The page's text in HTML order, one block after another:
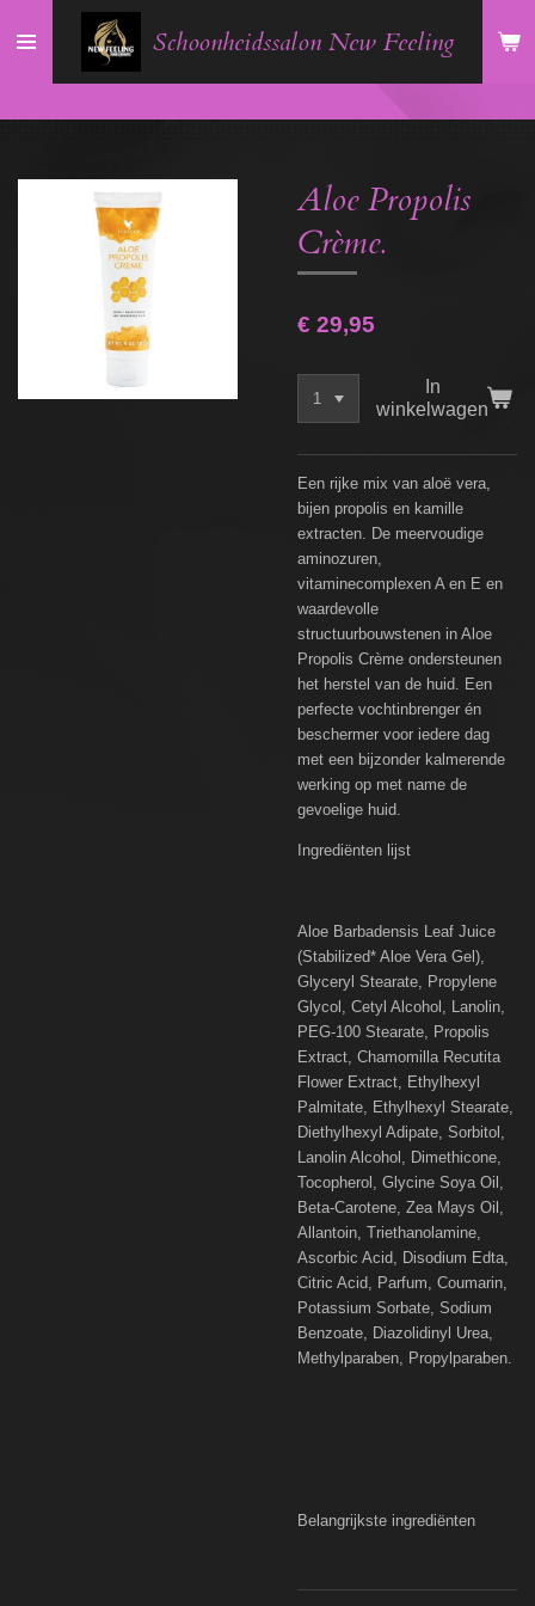
direct
hoofdinhoud
Schoonheidssalon New Feeling
Aloe Propolis
Crème.
€ 29,95
In
winkelwagen
Een rijke mix van aloë vera,
bijen propolis en kamille
extracten. De meervoudige
aminozuren,
vitaminecomplexen A en E en
waardevolle
structuurbouwstenen in Aloe
Propolis Crème ondersteunen
het herstel van de huid. Een
perfecte vochtinbrenger én
beschermer voor iedere dag
met een bijzonder kalmerende
werking op met name de
gevoelige huid.
Ingrediënten lijst
Aloe Barbadensis Leaf Juice
(Stabilized* Aloe Vera Gel),
Glyceryl Stearate, Propylene
Glycol, Cetyl Alcohol, Lanolin,
PEG-100 Stearate, Propolis
Extract, Chamomilla Recutita
Flower Extract, Ethylhexyl
Palmitate, Ethylhexyl Stearate,
Diethylhexyl Adipate, Sorbitol,
Lanolin Alcohol, Dimethicone,
Tocopherol, Glycine Soya Oil,
Beta-Carotene, Zea Mays Oil,
Allantoin, Triethanolamine,
Ascorbic Acid, Disodium Edta,
Citric Acid, Parfum, Coumarin,
Potassium Sorbate, Sodium
Benzoate, Diazolidinyl Urea,
Methylparaben, Propylparaben.
Belangrijkste ingrediënten